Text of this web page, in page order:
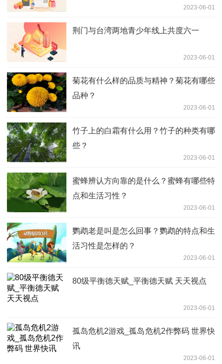
2023-06-01
荆门与台湾两地青少年线上共度六一
2023-06-01
菊花有什么样的品质与精神？菊花有哪些
品种？
2023-06-01
竹子上的白霜有什么用？竹子的种类有哪
些？
2023-06-01
蜜蜂辨认方向靠的是什么？蜜蜂有哪些特
点和生活习性？
2023-06-01
鹦鹉老是叫是怎么回事？鹦鹉的特点和生
活习性是怎样的？
2023-06-01
80级平衡德天赋_平衡德天赋 天天视点
2023-06-01
孤岛危机2游戏_孤岛危机2作弊码 世界快
讯
2023-06-01